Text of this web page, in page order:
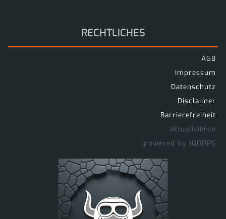
RECHTLICHES
AGB
Impressum
Datenschutz
Disclaimer
Barrierefreiheit
aktualisieren
powered by 1000PS